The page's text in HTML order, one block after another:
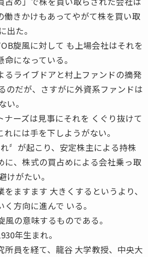
働きかけもあってやがて株を買い取
出た。
旋風に対して も上場会社はそれを
になっている。
るライブドアと村上ファンドの摘発
のだが、さすがに外資系ファンドは
い。
ナーズは見事にそれを くぐり抜けて
には手を下しようがない。
〞が起こり、安定株主による持株
に、株式の買占めによる会社乗っ取
けがたい。
ますます 大きくするというより、
方向に進んで いる。
風の意味するものである。
年生まれ。
所員を経て、龍谷 大学教授、中央大